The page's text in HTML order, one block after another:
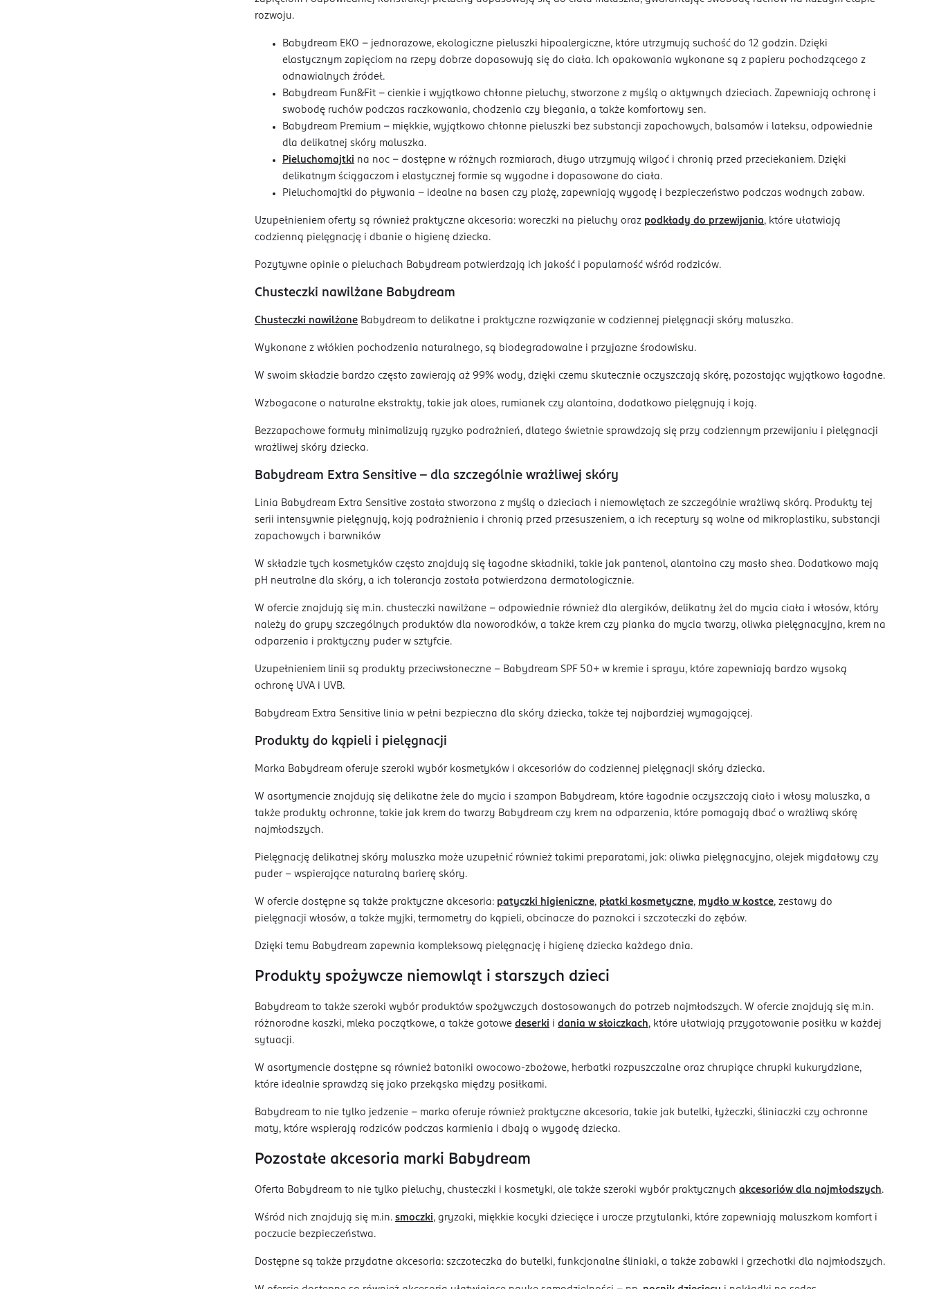
rozwoju.
Babydream EKO – jednorazowe, ekologiczne pieluszki hipoalergiczne, które utrzymują suchość do 12 godzin. Dzięki
elastycznym zapięciom na rzepy dobrze dopasowują się do ciała. Ich opakowania wykonane są z papieru pochodzącego z
odnawialnych źródeł.
Babydream Fun&Fit – cienkie i wyjątkowo chłonne pieluchy, stworzone z myślą o aktywnych dzieciach. Zapewniają ochronę i
swobodę ruchów podczas raczkowania, chodzenia czy biegania, a także komfortowy sen.
Babydream Premium – miękkie, wyjątkowo chłonne pieluszki bez substancji zapachowych, balsamów i lateksu, odpowiednie
dla delikatnej skóry maluszka.
Pieluchomajtki na noc – dostępne w różnych rozmiarach, długo utrzymują wilgoć i chronią przed przeciekaniem. Dzięki
delikatnym ściągaczom i elastycznej formie są wygodne i dopasowane do ciała.
Pieluchomajtki do pływania – idealne na basen czy plażę, zapewniają wygodę i bezpieczeństwo podczas wodnych zabaw.
Uzupełnieniem oferty są również praktyczne akcesoria: woreczki na pieluchy oraz podkłady do przewijania, które ułatwiają
codzienną pielęgnację i dbanie o higienę dziecka.
Pozytywne opinie o pieluchach Babydream potwierdzają ich jakość i popularność wśród rodziców.
Chusteczki nawilżane Babydream
Chusteczki nawilżane Babydream to delikatne i praktyczne rozwiązanie w codziennej pielęgnacji skóry maluszka.
Wykonane z włókien pochodzenia naturalnego, są biodegradowalne i przyjazne środowisku.
W swoim składzie bardzo często zawierają aż 99% wody, dzięki czemu skutecznie oczyszczają skórę, pozostając wyjątkowo łagodne.
Wzbogacone o naturalne ekstrakty, takie jak aloes, rumianek czy alantoina, dodatkowo pielęgnują i koją.
Bezzapachowe formuły minimalizują ryzyko podrażnień, dlatego świetnie sprawdzają się przy codziennym przewijaniu i pielęgnacji
wrażliwej skóry dziecka.
Babydream Extra Sensitive – dla szczególnie wrażliwej skóry
Linia Babydream Extra Sensitive została stworzona z myślą o dzieciach i niemowlętach ze szczególnie wrażliwą skórą. Produkty tej
serii intensywnie pielęgnują, koją podrażnienia i chronią przed przesuszeniem, a ich receptury są wolne od mikroplastiku, substancji
zapachowych i barwników
W składzie tych kosmetyków często znajdują się łagodne składniki, takie jak pantenol, alantoina czy masło shea. Dodatkowo mają
pH neutralne dla skóry, a ich tolerancja została potwierdzona dermatologicznie.
W ofercie znajdują się m.in. chusteczki nawilżane – odpowiednie również dla alergików, delikatny żel do mycia ciała i włosów, który
należy do grupy szczególnych produktów dla noworodków, a także krem czy pianka do mycia twarzy, oliwka pielęgnacyjna, krem na
odparzenia i praktyczny puder w sztyfcie.
Uzupełnieniem linii są produkty przeciwsłoneczne – Babydream SPF 50+ w kremie i sprayu, które zapewniają bardzo wysoką
ochronę UVA i UVB.
Babydream Extra Sensitive linia w pełni bezpieczna dla skóry dziecka, także tej najbardziej wymagającej.
Produkty do kąpieli i pielęgnacji
Marka Babydream oferuje szeroki wybór kosmetyków i akcesoriów do codziennej pielęgnacji skóry dziecka.
W asortymencie znajdują się delikatne żele do mycia i szampon Babydream, które łagodnie oczyszczają ciało i włosy maluszka, a
także produkty ochronne, takie jak krem do twarzy Babydream czy krem na odparzenia, które pomagają dbać o wrażliwą skórę
najmłodszych.
Pielęgnację delikatnej skóry maluszka może uzupełnić również takimi preparatami, jak: oliwka pielęgnacyjna, olejek migdałowy czy
puder – wspierające naturalną barierę skóry.
W ofercie dostępne są także praktyczne akcesoria: patyczki higieniczne, płatki kosmetyczne, mydło w kostce, zestawy do
pielęgnacji włosów, a także myjki, termometry do kąpieli, obcinacze do paznokci i szczoteczki do zębów.
Dzięki temu Babydream zapewnia kompleksową pielęgnację i higienę dziecka każdego dnia.
Produkty spożywcze niemowląt i starszych dzieci
Babydream to także szeroki wybór produktów spożywczych dostosowanych do potrzeb najmłodszych. W ofercie znajdują się m.in.
różnorodne kaszki, mleka początkowe, a także gotowe deserki i dania w słoiczkach, które ułatwiają przygotowanie posiłku w każdej
sytuacji.
W asortymencie dostępne są również batoniki owocowo-zbożowe, herbatki rozpuszczalne oraz chrupiące chrupki kukurydziane,
które idealnie sprawdzą się jako przekąska między posiłkami.
Babydream to nie tylko jedzenie – marka oferuje również praktyczne akcesoria, takie jak butelki, łyżeczki, śliniaczki czy ochronne
maty, które wspierają rodziców podczas karmienia i dbają o wygodę dziecka.
Pozostałe akcesoria marki Babydream
Oferta Babydream to nie tylko pieluchy, chusteczki i kosmetyki, ale także szeroki wybór praktycznych akcesoriów dla najmłodszych.
Wśród nich znajdują się m.in. smoczki, gryzaki, miękkie kocyki dziecięce i urocze przytulanki, które zapewniają maluszkom komfort i
poczucie bezpieczeństwa.
Dostępne są także przydatne akcesoria: szczoteczka do butelki, funkcjonalne śliniaki, a także zabawki i grzechotki dla najmłodszych.